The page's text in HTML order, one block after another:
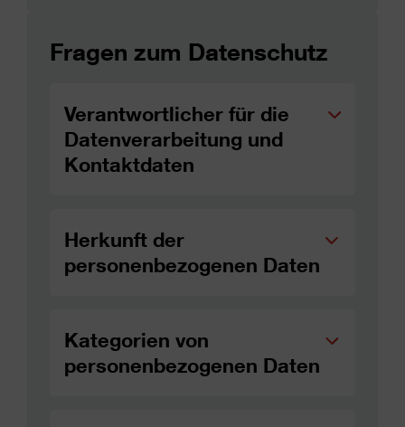
Fragen zum Datenschutz
Verantwortlicher für die
Datenverarbeitung und
Kontaktdaten
Herkunft der
personenbezogenen Daten
Kategorien von
personenbezogenen Daten